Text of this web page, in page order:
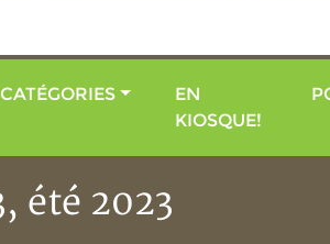
CATÉGORIES
EN
KIOSQUE!
été 2023